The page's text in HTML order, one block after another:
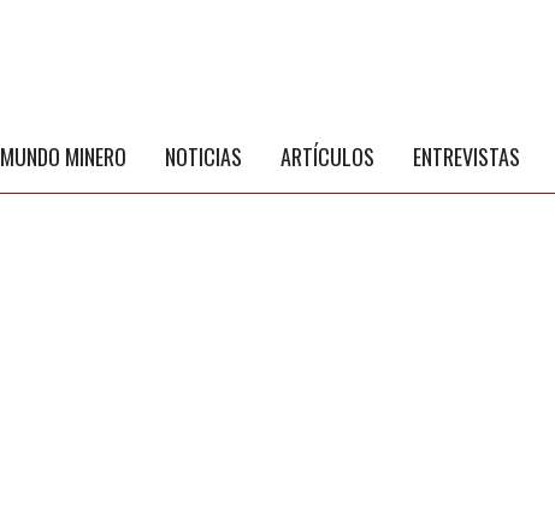
MUNDO MINERO NOTICIAS ARTÍCULOS ENTREVISTAS